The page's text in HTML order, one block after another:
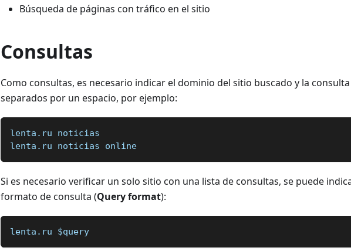
Búsqueda de páginas con tráfico en el sitio
Consultas
Como consultas, es necesario indicar el dominio del sitio buscado y la
separados por un espacio, por ejemplo:
lenta.ru noticias
lenta.ru noticias online
Si es necesario verificar un solo sitio con una lista de consultas, se puede
formato de consulta (Query format):
lenta.ru $query